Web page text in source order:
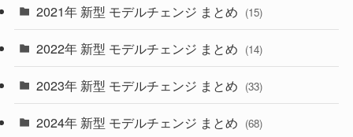
(10)
(9)
(22)
(4)
2021年 新型 モデルチェンジ まとめ (15)
2022年 新型 モデルチェンジ まとめ (14)
2023年 新型 モデルチェンジ まとめ (33)
2024年 新型 モデルチェンジ まとめ (68)